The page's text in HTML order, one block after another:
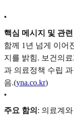
•
핵심 메시지 및 관
함께 1년 넘게 이어
지를 밝힘. 보건의
과 의료정책 수립
음.(yna.co.kr)
•
주요 함의 : 의료계